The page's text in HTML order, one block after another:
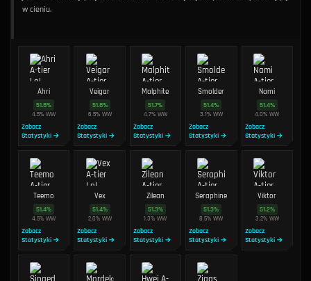
w cieniu.
Ahri
51.8%
4.5%WW
Zobacz
Statystyki →
Veigar
51.8%
6.5% WW
Zobacz
Statystyki →
Malphite
51.7%
4.7% WW
Zobacz
Statystyki →
Smolder
51.4%
3.1% WW
Zobacz
Statystyki →
Nami
51.4%
4.0%WW
Zobacz
Statystyki →
Teemo
51.4%
4.5%WW
Zobacz
Statystyki →
Vex
51.4%
2.0% WW
Zobacz
Statystyki →
Zilean
51.3%
1.3%WW
Zobacz
Statystyki →
Seraphine
51.3%
8.5%WW
Zobacz
Statystyki →
Viktor
51.2%
3.2% WW
Zobacz
Statystyki →